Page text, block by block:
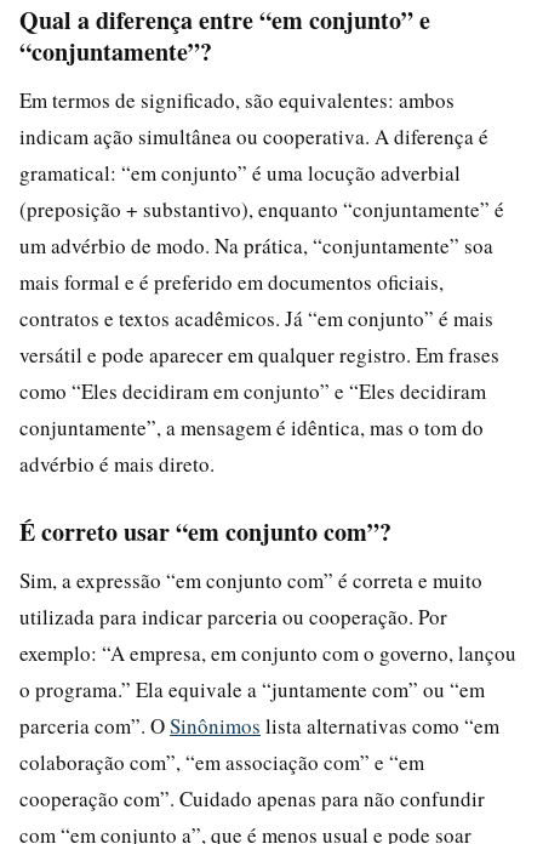
Qual a diferença entre “em conjunto” e
“conjuntamente”?
Em termos de significado, são equivalentes: ambos
indicam ação simultânea ou cooperativa. A diferença é
gramatical: “em conjunto” é uma locução adverbial
(preposição + substantivo), enquanto “conjuntamente” é
um advérbio de modo. Na prática, “conjuntamente” soa
mais formal e é preferido em documentos oficiais,
contratos e textos acadêmicos. Já “em conjunto” é mais
versátil e pode aparecer em qualquer registro. Em frases
como “Eles decidiram em conjunto” e “Eles decidiram
conjuntamente”, a mensagem é idêntica, mas o tom do
advérbio é mais direto.
É correto usar “em conjunto com”?
Sim, a expressão “em conjunto com” é correta e muito
utilizada para indicar parceria ou cooperação. Por
exemplo: “A empresa, em conjunto com o governo, lançou
o programa.” Ela equivale a “juntamente com” ou “em
parceria com”. OSinônimos lista alternativas como “em
colaboração com”, “em associação com” e “em
cooperação com”. Cuidado apenas para não confundir
com “em conjunto a”, que é menos usual e pode soar